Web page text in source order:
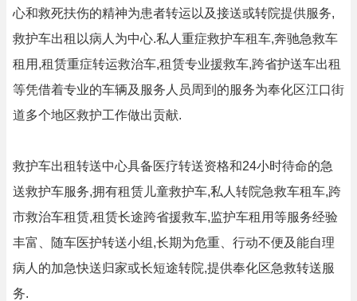
心和救死扶伤的精神为患者转运以及接送或转院提供服务,
救护车出租以病人为中心.私人重症救护车租车,奔驰急救车
租用,租赁重症转运救治车,租赁专业援救车,跨省护送车出租
等凭借着专业的车辆及服务人员周到的服务为奉化区江口街
道多个地区救护工作做出贡献.
救护车出租转送中心具备医疗转送资格和24小时待命的急
送救护车服务,拥有租赁儿童救护车,私人转院急救车租车,跨
市救治车租赁,租赁长途跨省援救车,监护车租用等服务经验
丰富、随车医护转送小组,长期为危重、行动不便及能自理
病人的加急快送归家或长短途转院,提供奉化区急救转送服
务.